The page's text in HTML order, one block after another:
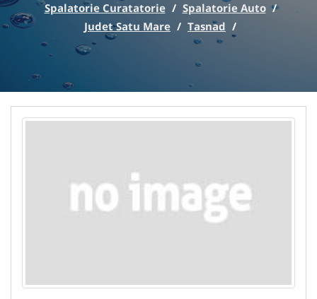
Spalatorie Curatatorie / Spalatorie Auto /
Judet Satu Mare / Tasnad /